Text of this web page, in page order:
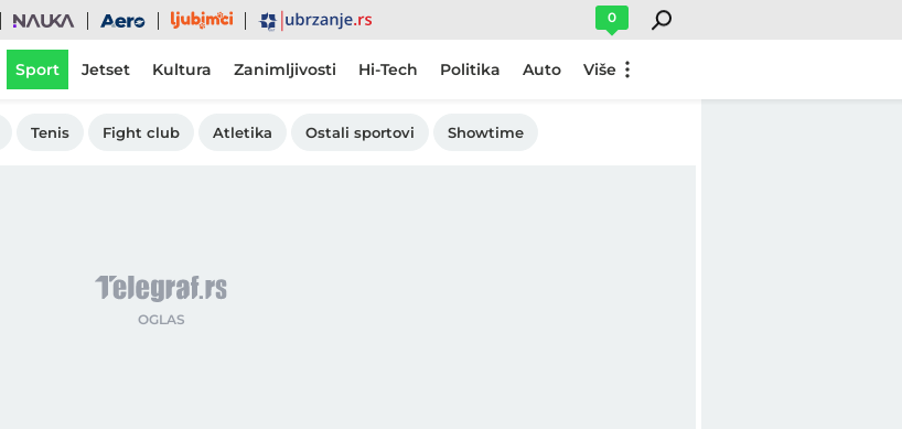
Nauka Aero Ljubimci Ubrzanje 0
Sport Jetset Kultura Zanimljivosti Hi-Tech Politika Auto Više
Tenis Fight club Atletika Ostali sportovi Showtime